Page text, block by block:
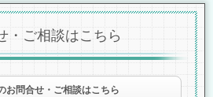
・ご相談はこちら
お問合せ・ご相談はこちら